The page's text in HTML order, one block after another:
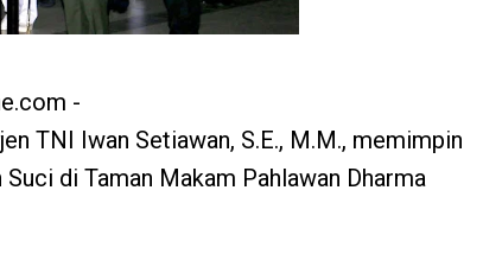
-
TNI Iwan Setiawan, S.E., M.M., memimpin
di Taman Makam Pahlawan Dharma